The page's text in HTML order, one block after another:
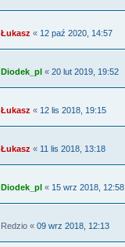
Łukasz « 12 paź 2020, 14:57
Diodek_pl « 20 lut 2019, 19:52
Łukasz « 12 lis 2018, 19:15
Łukasz « 11 lis 2018, 13:18
Diodek_pl « 15 wrz 2018, 12:58
Redzio « 09 wrz 2018, 12:13